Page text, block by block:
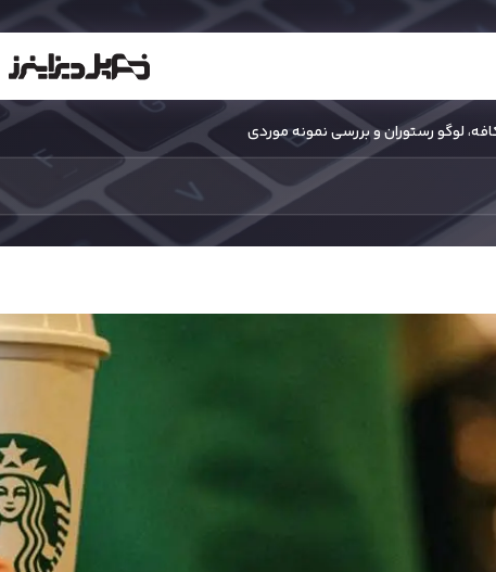
لوگو رستوران و بررسی نمونه موردی